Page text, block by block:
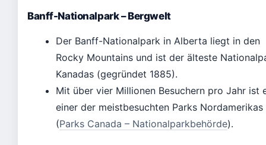
Banff-Nationalpark – Bergwelt
Der Banff-Nationalpark in Alberta liegt in den
Rocky Mountains und ist der älteste
Kanadas (gegründet 1885).
Mit über vier Millionen Besuchern pro Jahr ist
einer der meistbesuchten Parks Nordamerikas
(Parks Canada – Nationalparkbehörde).